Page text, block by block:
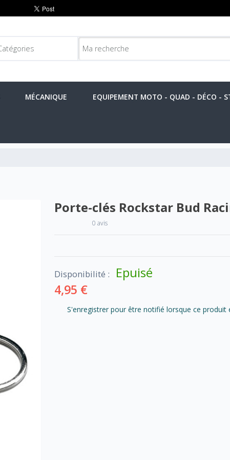
MÉCANIQUE EQUIPEMENT MOTO - QUAD - DÉCO -
Porte-clés Rockstar Bud
0 avis
Disponibilité : Epuisé
4,95 €
S'enregistrer pour être notifié lorsque ce produit